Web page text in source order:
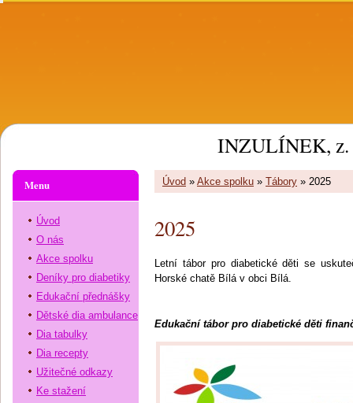
INZULÍNEK, z.
Úvod » Akce spolku » Tábory » 2025
2025
Letní tábor pro diabetické děti se
Horské chatě Bílá v obci Bílá.
Edukační tábor pro diabetické děti
Menu
Úvod
O nás
Akce spolku
Deníky pro diabetiky
Edukační přednášky
Dětské dia ambulance
Dia tabulky
Dia recepty
Užitečné odkazy
Ke stažení